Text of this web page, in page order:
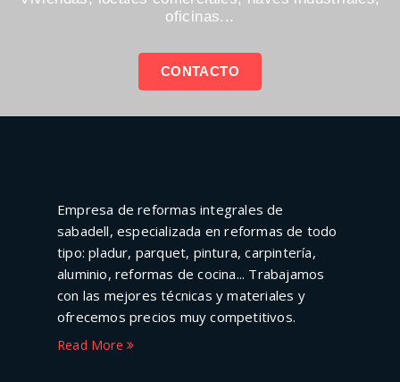
oficinas...
CONTACTO
Empresa de reformas integrales de
sabadell, especializada en reformas de todo
tipo: pladur, parquet, pintura, carpintería,
aluminio, reformas de cocina... Trabajamos
con las mejores técnicas y materiales y
ofrecemos precios muy competitivos.
Read More